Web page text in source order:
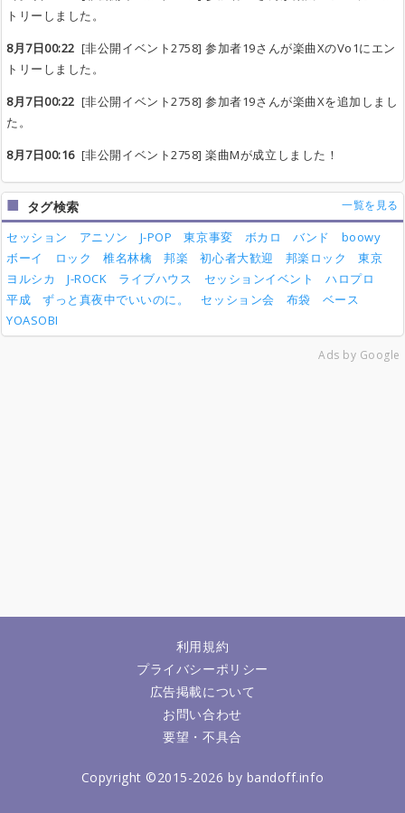
トリーしました。
8月7日00:22 [非公開イベント2758] 参加者19さんが楽曲XのVo1にエン
トリーしました。
8月7日00:22 [非公開イベント2758] 参加者19さんが楽曲Xを追加しまし
た。
8月7日00:16[非公開イベント2758] 楽曲Mが成立しました！
タグ検索 一覧を見る
セッション アニソン J-POP 東京事変 ボカロ バンド
boowy
ボーイ
ロック 椎名林檎 邦楽 初心者大歓迎 邦楽ロック
東京
ヨルシカ
J-ROCK ライブハウス セッションイベント
ハロプロ
平成
ずっと真夜中でいいのに。 セッション会 布袋
ベース
YOASOBI
Ads by Google
利用規約
プライバシーポリシー
広告掲載について
お問い合わせ
要望・不具合
Copyright ©2015-2026 by bandoff.info